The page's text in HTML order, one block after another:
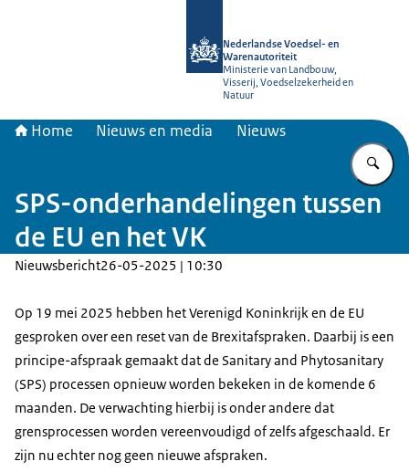
Nederlandse Voedsel- en
Warenautoriteit
Ministerie van Landbouw,
Visserij, Voedselzekerheid en
Natuur
Home Nieuws en media Nieuws
SPS-onderhandelingen tussen
de EU en het VK
Nieuwsbericht26-05-2025 | 10:30
Op 19 mei 2025 hebben het Verenigd Koninkrijk en de EU
gesproken over een reset van de Brexitafspraken. Daarbij is een
principe-afspraak gemaakt dat de Sanitary and Phytosanitary
(SPS) processen opnieuw worden bekeken in de komende 6
maanden. De verwachting hierbij is onder andere dat
grensprocessen worden vereenvoudigd of zelfs afgeschaald. Er
zijn nu echter nog geen nieuwe afspraken.